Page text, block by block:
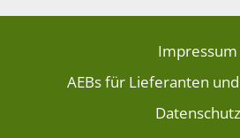
Impressum
AEBs für Lieferanten
Datenschutz